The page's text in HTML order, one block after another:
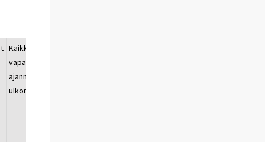
Kaikki
vapaa-
ajanmatkat
ulkomaille